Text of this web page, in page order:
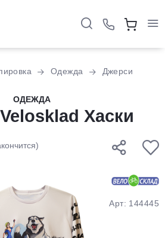
Одежда Джерси
ОДЕЖДА
Хаски
Арт: 144445